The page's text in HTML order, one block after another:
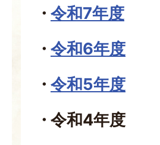
令和7年度
令和6年度
令和5年度
令和4年度